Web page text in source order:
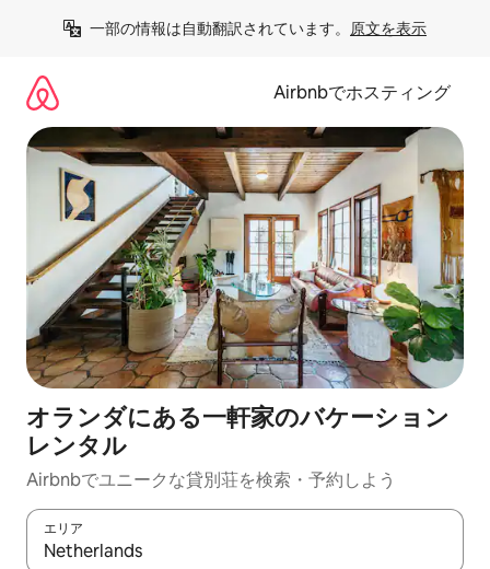
一部の情報は自動翻訳されています。 原文を表示
Airbnbでホスティング
オランダにある一軒家のバケーション
レンタル
Airbnbでユニークな貸別荘を検索・予約しよう
エリア
検索結果が表示されたら、上下の矢印キーを使って移動するか